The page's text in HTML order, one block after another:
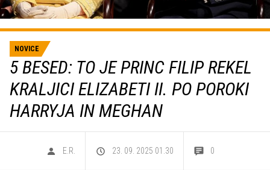
NOVICE
5 BESED: TO JE PRINC FILIP REKEL
KRALJICI ELIZABETI II. PO POROKI
HARRYJA IN MEGHAN
E.R. 23. 09. 2025 01.30 0